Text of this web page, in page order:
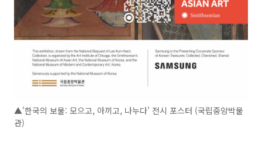
▲'한국의 보물: 모으고, 아끼고, 나누다' 전시 포스터 (국립중앙박물
관)